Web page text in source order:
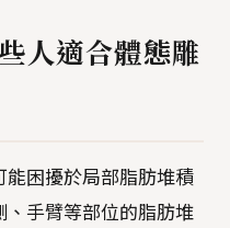
人適合體態雕
能困擾於局部脂肪堆積
、手臂等部位的脂肪堆